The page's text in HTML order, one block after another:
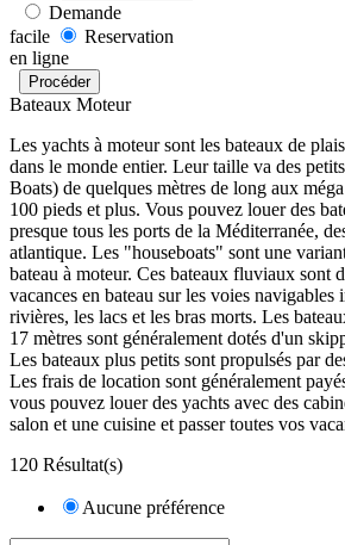
Demande
facile
Reservation
en ligne
Bateaux Moteur
Les yachts à moteur sont les bateaux de
dans le monde entier. Leur taille va des
Boats) de quelques mètres de long aux
100 pieds et plus. Vous pouvez louer des
presque tous les ports de la Méditerranée,
atlantique. Les "houseboats" sont une
bateau à moteur. Ces bateaux fluviaux sont
vacances en bateau sur les voies navigables
rivières, les lacs et les bras morts. Les
17 mètres sont généralement dotés d'un
Les bateaux plus petits sont propulsés par
Les frais de location sont généralement
vous pouvez louer des yachts avec des
salon et une cuisine et passer toutes vos
120 Résultat(s)
Aucune préférence